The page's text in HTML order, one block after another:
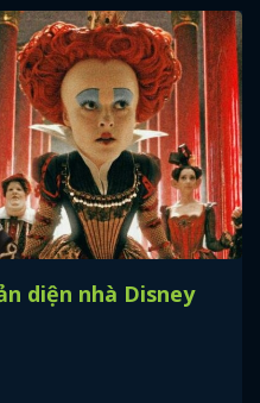
diện nhà Disney